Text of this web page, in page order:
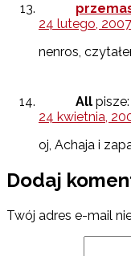
24 lutego,
nenros,
All pisze:
24 kwietnia,
oj, Achaja i
Dodaj
Twój adres e-mail